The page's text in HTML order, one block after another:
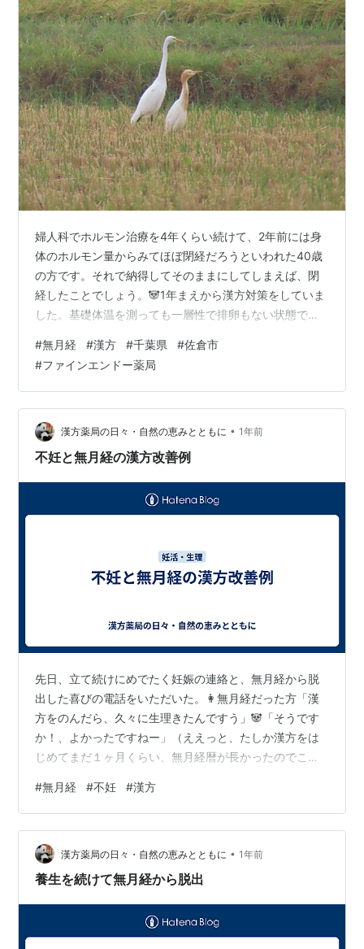
婦人科でホルモン治療を4年くらい続けて、2年前には身
体のホルモン量からみてほぼ閉経だろうといわれた40歳
の方です。それで納得してそのままにしてしまえば、閉
経したことでしょう。🐼1年まえから漢方対策をしていま
した。基礎体温を測っても一層性で排卵もない状態でし
善されてとても体調がよいということで、コツコツ身体
づくりを積み重ねてきました。 そして、先日、生理出血
があったということでした。これって実はものすごいこ
とだと思うんです。なんせ、身体が年齢（時）に反して
若返ったということですから。🐼養生しだいで身体年齢
に差がつくってことですね。中年以降はこの差…
#無月経 #漢方 #千葉県 #佐倉市
#ファインエンドー薬局
漢方薬局の日々・自然の恵みとともに • 1年前
不妊と無月経の漢方改善例
先日、立て続けにめでたく妊娠の連絡と、無月経から脱
出した喜びの電話をいただいた。👩無月経だった方「漢
方をのんだら、久々に生理きたんですう」🐼「そうです
か！、よかったですねー」（ええっと、たしか漢方をは
じめてまだ１ヶ月くらい、無月経暦が長かったのでこの
いたなこりゃ）👩「もう大丈夫ですかねえ」🐼「おそら
く、漢方対策をはじめることによって体のスイッチがポ
ンと入ったんでしょうね。でも生理が周期を持ってくる
ようになるまでは、コツコツ養生を続けてください。自
立できるようになったかどうかは、最低３，４回くらい
#無月経 #不妊 #漢方
漢方薬局の日々・自然の恵みとともに • 1年前
養生を続けて無月経から脱出